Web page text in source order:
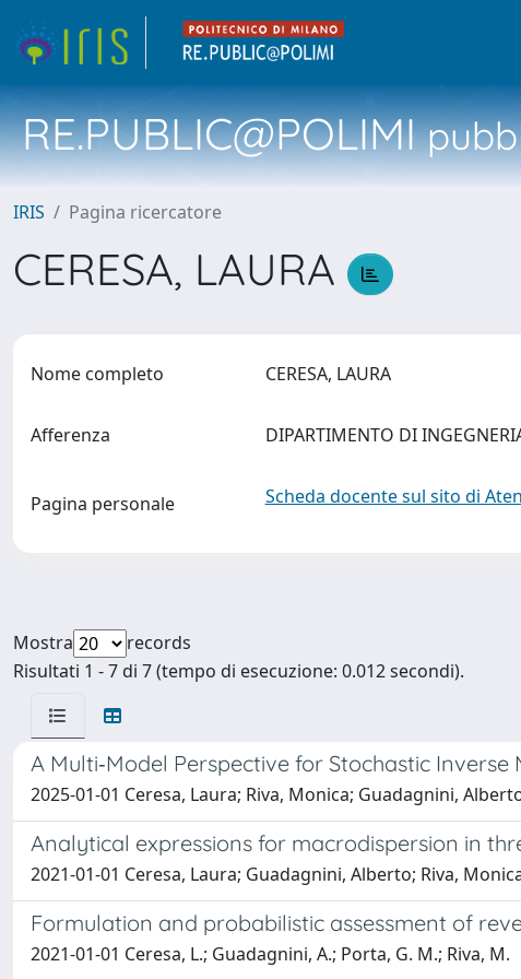
RE.PUBLIC@POLIMI
IRIS Pagina ricercatore
CERESA, LAURA
Nome completo CERESA, LAURA
Afferenza DIPARTIMENTO DI
Pagina personale Scheda docente sul sito di
Mostra
records
Risultati 1 - 7 di 7 (tempo di esecuzione: 0.012 secondi).
A Multi‐Model Perspective for Stochastic
2025-01-01 Ceresa, Laura; Riva, Monica; Guadagnini,
Analytical expressions for macrodispersion in
2021-01-01 Ceresa, Laura; Guadagnini, Alberto; Riva,
Formulation and probabilistic assessment of
2021-01-01 Ceresa, L.; Guadagnini, A.; Porta, G. M.; Riva, M.